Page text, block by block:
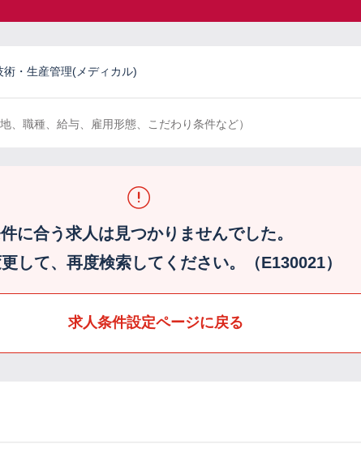
・生産管理(メディカル)
地、職種、給与、雇用形態、こだわり条件など）
に合う求人は見つかりませんでした。
して、再度検索してください。（E130021）
求人条件設定ページに戻る